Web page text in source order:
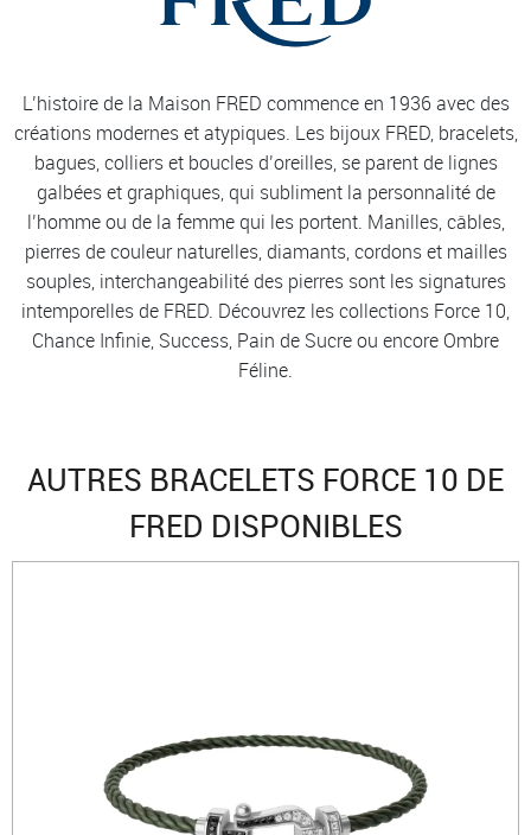
L’histoire de la Maison FRED commence en 1936 avec des
créations modernes et atypiques. Les bijoux FRED, bracelets,
bagues, colliers et boucles d’oreilles, se parent de lignes
galbées et graphiques, qui subliment la personnalité de
l’homme ou de la femme qui les portent. Manilles, câbles,
pierres de couleur naturelles, diamants, cordons et mailles
souples, interchangeabilité des pierres sont les signatures
intemporelles de FRED. Découvrez les collections Force 10,
Chance Infinie, Success, Pain de Sucre ou encore Ombre
Féline.
AUTRES BRACELETS FORCE 10 DE
FRED DISPONIBLES